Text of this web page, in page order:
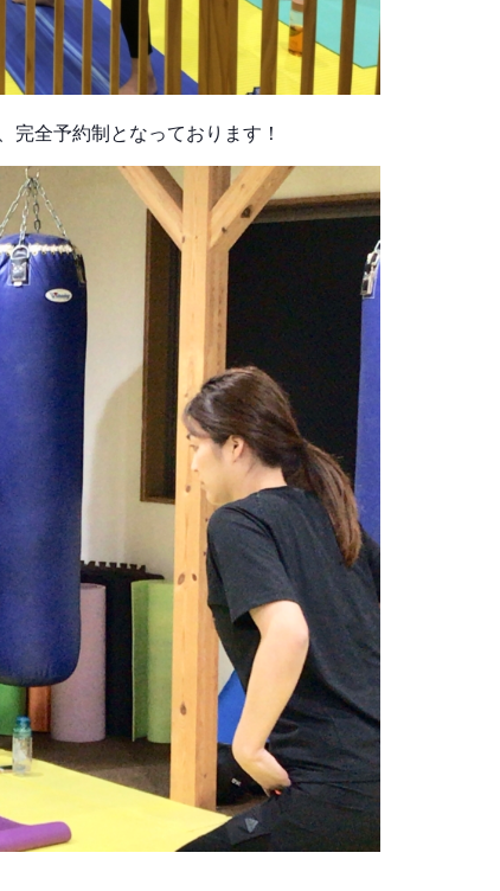
完全予約制となっております！